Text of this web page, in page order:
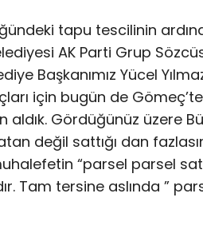
tapu tescilinin
AK Parti Grup
Başkanımız Yücel
için bugün de
aldık. Gördüğünüz üzere
değil sattığı dan
“parsel parsel
Tam tersine aslında ”